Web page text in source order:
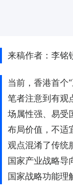
来稿作者：李铭
当前，香港首个
笔者注意到有观
场属性强、易受
布局价值，不适
观点混淆了传统
国家产业战略导
国家战略功能理